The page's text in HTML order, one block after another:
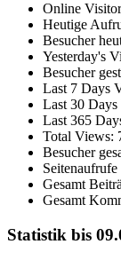
Online
Heutige
Besucher
Yesterday's
Besucher
Last 7 Days
Last 30 Days
Last 365
Total Views:
Besucher
Seitenaufrufe
Gesamt
Gesamt
Statistik bis